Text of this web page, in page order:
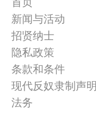
首页
新闻与活动
招贤纳士
隐私政策
条款和条件
现代反奴隶制声明
法务